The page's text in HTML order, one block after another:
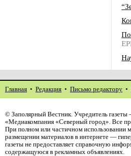
Главная • Редакция • Письмо редактору •
© Заполярный Вестник. Учредитель
«Медиакомпания «Северный город». Все
При полном или частичном использовании
размещении материалов в интернете —
газеты не предоставляет справочную
содержащуюся в рекламных объявлениях.